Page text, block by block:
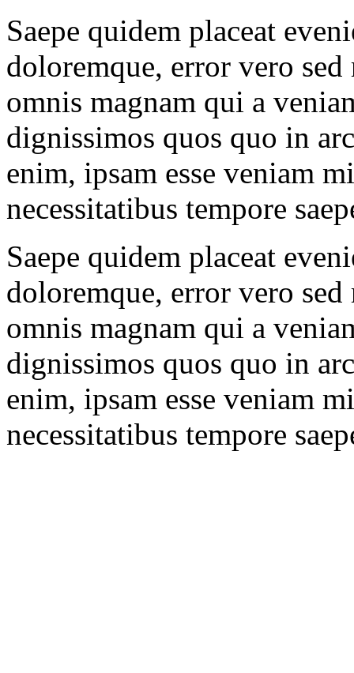
Saepe quidem placeat
doloremque, error vero
omnis magnam qui a
dignissimos quos quo in
enim, ipsam esse veniam
necessitatibus tempore
Saepe quidem placeat
doloremque, error vero
omnis magnam qui a
dignissimos quos quo in
enim, ipsam esse veniam
necessitatibus tempore